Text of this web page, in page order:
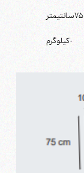
75سانتیمتر
0کیلوگرم